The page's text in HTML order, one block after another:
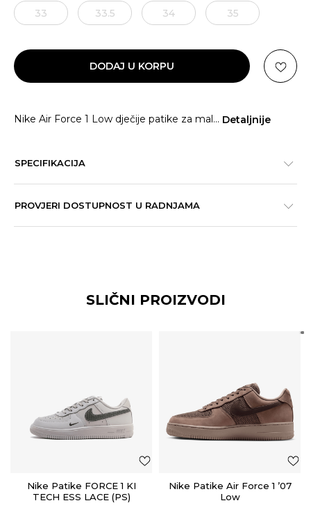
33 33.5 34 35
DODAJ U KORPU
Nike Air Force 1 Low dječije patike za mal... Detaljnije
SPECIFIKACIJA
PROVJERI DOSTUPNOST U RADNJAMA
SLIČNI PROIZVODI
Nike Patike FORCE 1 KI
TECH ESS LACE (PS)
Nike Patike Air Force 1 ’07
Low